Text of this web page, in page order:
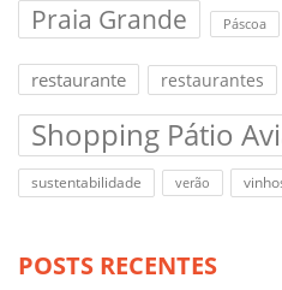
Praia Grande
Páscoa
restaurante restaurantes
Shopping Pátio
sustentabilidade verão
POSTS RECENTES